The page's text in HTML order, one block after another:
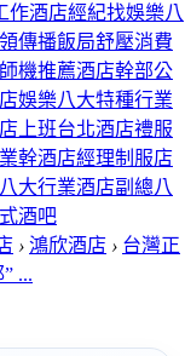
作酒店經紀找娛樂八
傳播飯局舒壓消費
機推薦酒店幹部公
娛樂八大特種行業
上班台北酒店禮服
業幹酒店經理制服店
八大行業酒店副總八
酒吧
› 鴻欣酒店 › 台灣正
...